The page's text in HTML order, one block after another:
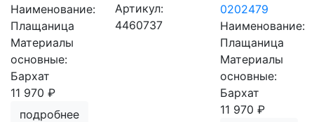
Наименование:
Плащаница
Материалы
основные:
Бархат
11 970 ₽
подробнее
Артикул:
4460737
0202479
Наименование:
Плащаница
Материалы
основные:
Бархат
11 970 ₽